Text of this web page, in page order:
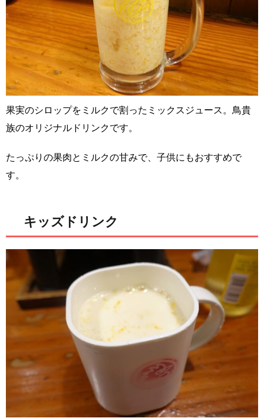
果実のシロップをミルクで割ったミックスジュース。鳥貴
族のオリジナルドリンクです。
たっぷりの果肉とミルクの甘みで、子供にもおすすめで
す。
キッズドリンク